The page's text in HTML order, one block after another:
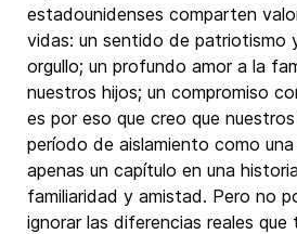
estadounidenses comparten
vidas: un sentido de patriotismo
orgullo; un profundo amor a la
nuestros hijos; un compromiso
es por eso que creo que
período de aislamiento como
apenas un capítulo en una
familiaridad y amistad. Pero no
ignorar las diferencias reales